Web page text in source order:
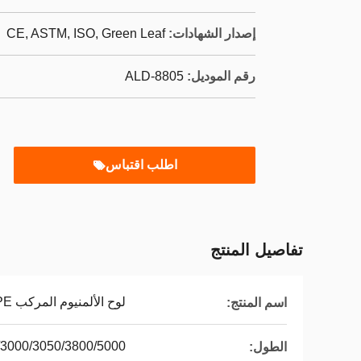
إصدار الشهادات: CE, ASTM, ISO, Green Leaf
رقم الموديل: ALD-8805
اطلب اقتباس
تفاصيل المنتج
اسم المنتج: لوح الألمنيوم المركب PE
الطول: 2000/2440/3000/3050/